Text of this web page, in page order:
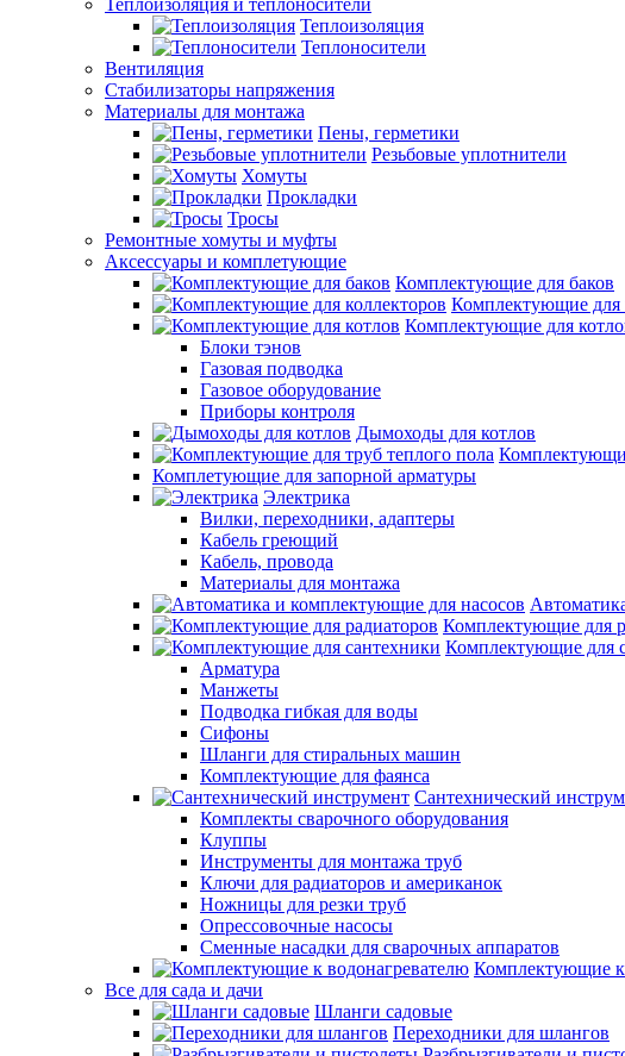
Теплоизоляция и теплоносители
Теплоизоляция
Теплоносители
Вентиляция
Стабилизаторы напряжения
Материалы для монтажа
Пены, герметики
Резьбовые уплотнители
Хомуты
Прокладки
Тросы
Ремонтные хомуты и муфты
Аксессуары и комплетующие
Комплектующие для баков
Комплектующие для
Комплектующие для
Блоки тэнов
Газовая подводка
Газовое оборудование
Приборы контроля
Дымоходы для котлов
Комплетующие для запорной арматуры
Электрика
Вилки, переходники, адаптеры
Кабель греющий
Кабель, провода
Материалы для монтажа
Комплектующие для
Комплектующие для
Арматура
Манжеты
Подводка гибкая для воды
Сифоны
Шланги для стиральных машин
Комплектующие для фаянса
Сантехнический
Комплекты сварочного оборудования
Клуппы
Инструменты для монтажа труб
Ключи для радиаторов и американок
Ножницы для резки труб
Опрессовочные насосы
Сменные насадки для сварочных аппаратов
Комплектующие к
Все для сада и дачи
Шланги садовые
Переходники для шлангов